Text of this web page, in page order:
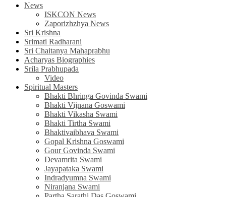
News
ISKCON News
Zaporizhzhya News
Sri Krishna
Srimati Radharani
Sri Chaitanya Mahaprabhu
Acharyas Biographies
Srila Prabhupada
Video
Spiritual Masters
Bhakti Bhringa Govinda Swami
Bhakti Vijnana Goswami
Bhakti Vikasha Swami
Bhakti Tirtha Swami
Bhaktivaibhava Swami
Gopal Krishna Goswami
Gour Govinda Swami
Devamrita Swami
Jayapataka Swami
Indradyumna Swami
Niranjana Swami